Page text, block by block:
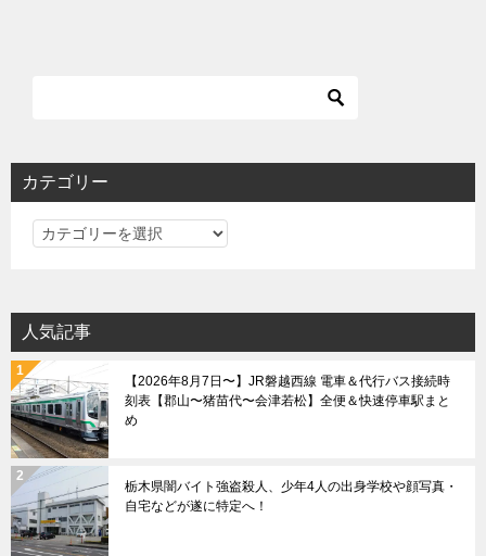
シカテゴリー
カ
リ
ー
人気記事
【2026年8月7日〜】JR磐越西線 電車＆代行バス接続時
刻表【郡山〜猪苗代〜会津若松】全便＆快速停車駅まと
め
栃木県闇バイト強盗殺人、少年4人の出身学校や顔写真・
自宅などが遂に特定へ！